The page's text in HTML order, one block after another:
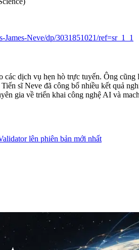
Neve/dp/3031851021/ref=sr_1_1
các dịch vụ hẹn hò trực tuyến. Ông
sĩ Neve đã công bố nhiều kết quả
gia về triển khai công nghệ AI và
lên phiên bản mới nhất